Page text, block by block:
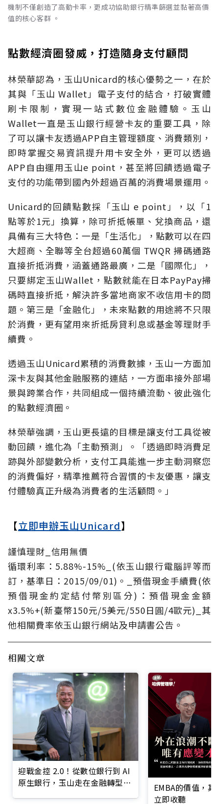
機制不僅創造了高動卡率，更成功協助銀行精準篩選並黏著高價
值的核心客群 。
點數經濟圈發威，打造隨身支付顧問
林榮華認為，玉山Unicard的核心優勢之一，在於
其與「玉山 Wallet」電子支付的結合，打破實體
刷卡限制，實現一站式數位金融體驗。玉山
Wallet一直是玉山銀行經營卡友的重要工具，除
了可以讓卡友透過APP自主管理額度、消費類別，
即時掌握交易資訊提升用卡安全外，更可以透過
APP自由運用玉山e point，甚至將回饋透過電子
支付的功能帶到國內外超過百萬的消費場景運用。
Unicard的回饋點數採「玉山 e point」，以「1
點等於1元」換算，除可折抵帳單、兌換商品，還
具備有三大特色：一是「生活化」，點數可以在四
大超商、全聯等全台超過60萬個 TWQR 掃碼通路
直接折抵消費，涵蓋通路最廣，二是「國際化」，
只要綁定玉山Wallet，點數就能在日本PayPay掃
碼時直接折抵，解決許多當地商家不收信用卡的問
題。第三是「金融化」，未來點數的用途將不只限
於消費，更有望用來折抵房貸利息或基金等理財手
續費。
透過玉山Unicard累積的消費數據，玉山一方面加
深卡友與其他金融服務的連結，一方面串接外部場
景與跨業合作，共同組成一個持續流動、彼此強化
的點數經濟圈。
林榮華強調，玉山更長遠的目標是讓支付工具從被
動回饋，進化為「主動預測」。「透過即時消費足
跡與外部變數分析，支付工具能進一步主動洞察您
的消費偏好，精準推薦符合習慣的卡友優惠，讓支
付體驗真正升級為消費者的生活顧問。」
【立即申辦玉山Unicard】
謹慎理財_信用無價
循環利率：5.88%-15%_(依玉山銀行電腦評等而
訂，基準日：2015/09/01)。_預借現金手續費(依
預借現金約定結付幣別區分)：預借現金金額
x3.5%+(新臺幣150元/5美元/550日圓/4歐元)_其
他相關費率依玉山銀行網站及申請書公告。
相關文章
迎戰金控 2.0！從數位銀行到 AI
原生銀行，玉山走在金融轉型最
EMBA的價值，
立即收聽